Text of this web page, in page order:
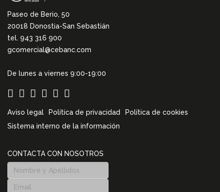
Paseo de Berio, 50
20018 Donostia-San Sebastián
tel. 943 316 900
gcomercial@cebanc.com
De lunes a viernes 9:00-19:00
Aviso legal Política de privacidad
Política de cookies
Sistema interno de la información
CONTACTA CON NOSOTROS